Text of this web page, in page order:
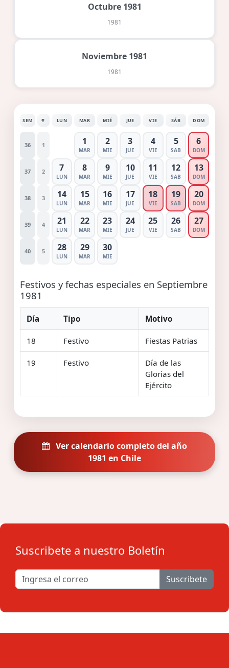
Octubre 1981
1981
Noviembre 1981
1981
SEM # LUN MAR MIÉ JUE VIE SÁB DOM
36 1 1
MAR
2
MIE
3
JUE
4
VIE
5
SAB
6
DOM
37 2 7
LUN
8
MAR
9
MIE
10
JUE
11
VIE
12
SAB
13
DOM
38 3 14
LUN
15
MAR
16
MIE
17
JUE
18
VIE
19
SAB
20
DOM
39 4 21
LUN
22
MAR
23
MIE
24
JUE
25
VIE
26
SAB
27
DOM
40 5 28
LUN
29
MAR
30
MIE
Festivos y fechas especiales en Septiembre
1981
Día Tipo Motivo
18 Festivo Fiestas Patrias
19 Festivo
Día de las
Glorias del
Ejército
Ver calendario completo del año
1981 en Chile
Suscribete a nuestro Boletín
Suscribete